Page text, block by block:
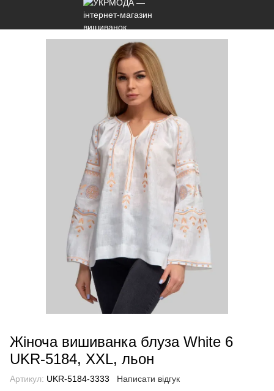
Жіноча вишиванка блуза White 6
UKR-5184, XXL, льон
Артикул: UKR-5184-3333 Написати відгук